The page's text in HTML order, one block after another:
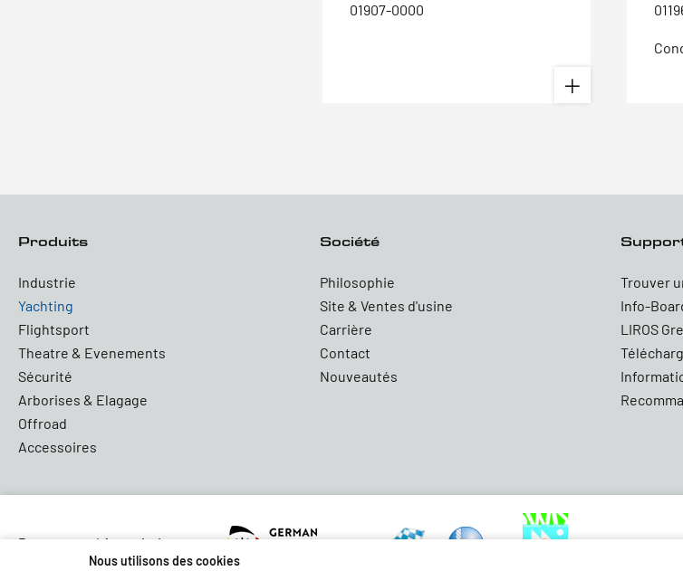
01907-0000
Produits
Industrie
Yachting
Flightsport
Theatre & Evenements
Sécurité
Arborises & Elagage
Offroad
Accessoires
Société
Philosophie
Site & Ventes d'usine
Carrière
Contact
Nouveautés
Trouver
Info-
LIROS
Partners and Associations
Nous utilisons des cookies